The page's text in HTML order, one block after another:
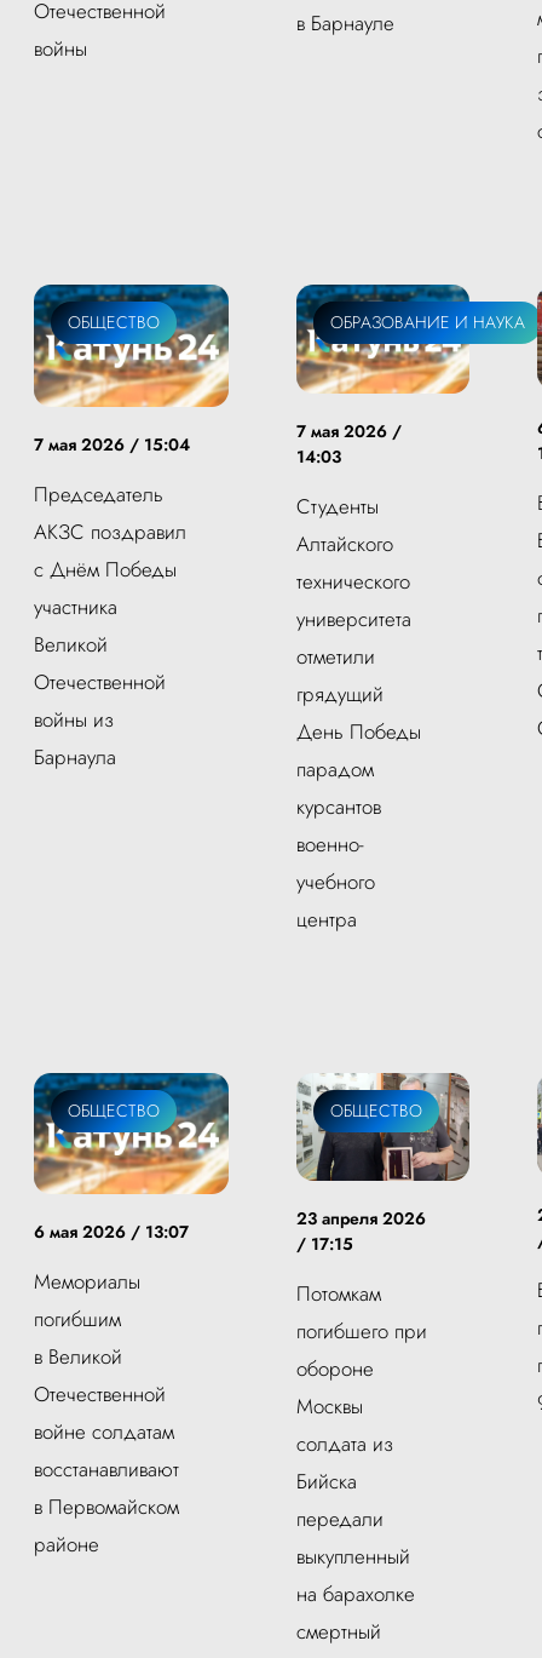
Отечественной
войны
в Барнауле
ОБЩЕСТВО
7 мая 2026 / 15:04
Председатель
АКЗС поздравил
с Днём Победы
участника
Великой
Отечественной
войны из
Барнаула
ОБЩЕСТВО
ОБРАЗОВАНИЕ И НАУКА
7 мая 2026 /
14:03
Студенты
Алтайского
технического
университета
отметили
грядущий
День Победы
парадом
курсантов
военно-
учебного
центра
ОБЩЕСТВО
6 мая 2026 / 13:07
Мемориалы
погибшим
в Великой
Отечественной
войне солдатам
восстанавливают
в Первомайском
районе
ОБЩЕСТВО
23 апреля 2026
/ 17:15
Потомкам
погибшего при
обороне
Москвы
солдата из
Бийска
передали
выкупленный
на барахолке
смертный